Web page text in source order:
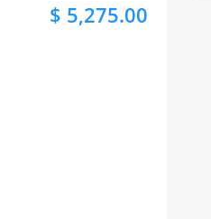
$ 5,275.00